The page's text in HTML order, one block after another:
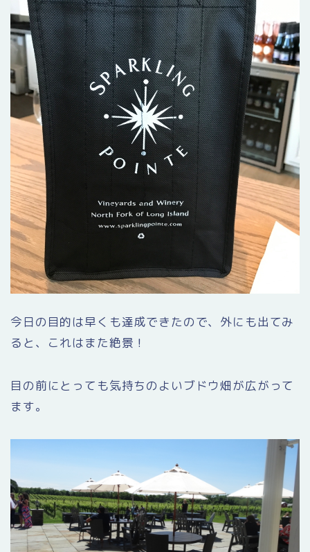
今日の目的は早くも達成できたので、外にも出てみ
ると、これはまた絶景！
目の前にとっても気持ちのよいブドウ畑が広がって
ます。